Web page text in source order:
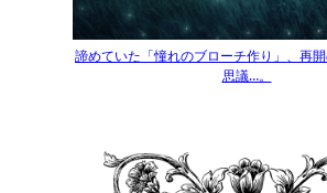
諦めていた「憧れのブローチ作り」、再
思議…。